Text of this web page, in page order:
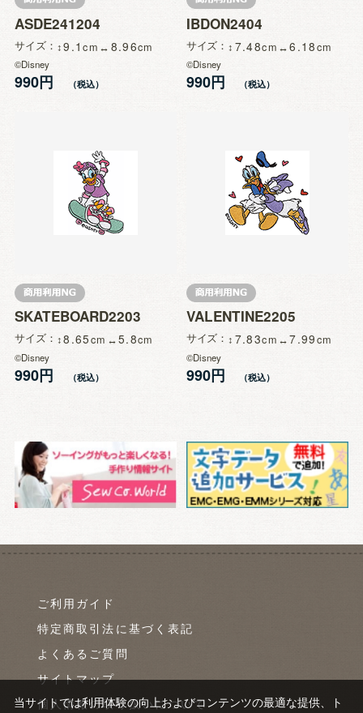
ASDE241204
サイズ 9.1 8.96
©Disney
990円
IBDON2404
サイズ 7.48 6.18
©Disney
990円
SKATEBOARD2203
サイズ 8.65 5.8
©Disney
990円
VALENTINE2205
サイズ 7.83 7.99
©Disney
990円
ご利用ガイド
特定商取引法に基づく表記
よくあるご質問
サイトマップ
個人情報の取り扱いについて
当サイトでは利用体験の向上およびコンテンツの最適な提供、ト